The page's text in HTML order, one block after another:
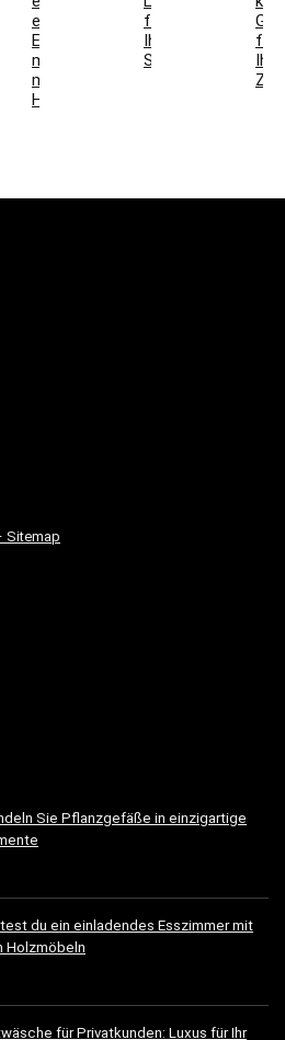
einladendes
Esszimmer
mit
modernen
Holzmöbeln
für
Ihr
Schlafzimmer
für
Ihr
Sitemap
Sie Pflanzgefäße in einzigartige
du ein einladendes Esszimmer mit
Holzmöbeln
für Privatkunden: Luxus für Ihr